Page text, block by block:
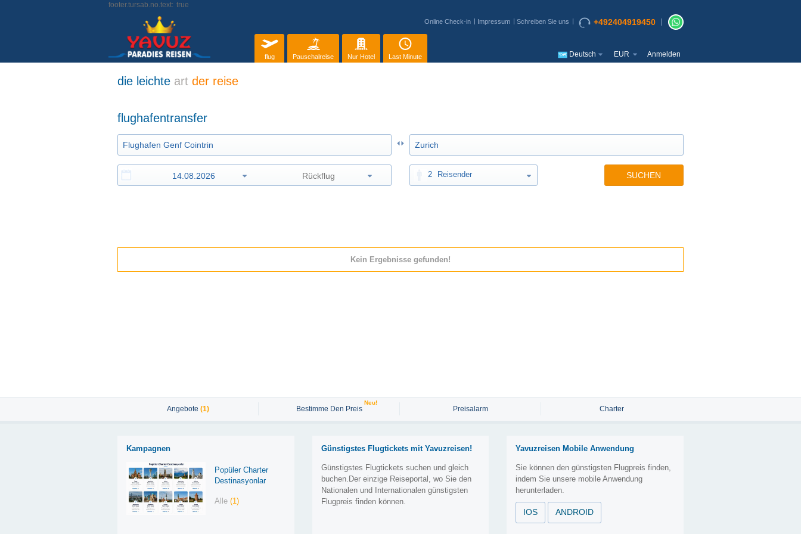
footer.tursab.no.text: true
Online Check-in Impressum Schreiben Sie uns +492404919450
flug Pauschalreise Nur Hotel Last Minute Deutsch EUR Anmelden
die leichte art der reise
flughafentransfer
2 Reisender SUCHEN
Kein Ergebnisse gefunden!
Angebote (1) Bestimme Den Preis
Neu!
Preisalarm Charter
Kampagnen
Popüler Charter
Destinasyonlar
Alle(1)
Günstigstes Flugtickets mit Yavuzreisen!
Günstigstes Flugtickets suchen und gleich
buchen.Der einzige Reiseportal, wo Sie den
Nationalen und Internationalen günstigsten
Flugpreis finden können.
Yavuzreisen Mobile Anwendung
Sie können den günstigsten Flugpreis finden,
indem Sie unsere mobile Anwendung
herunterladen.
IOS ANDROID